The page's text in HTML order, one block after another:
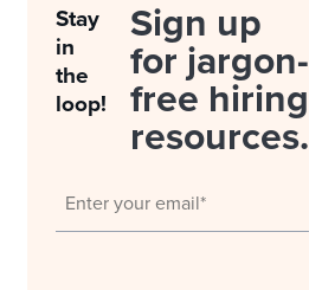
Stay
in
the
loop!
Sign up
for jargon-
free hiring
resources.